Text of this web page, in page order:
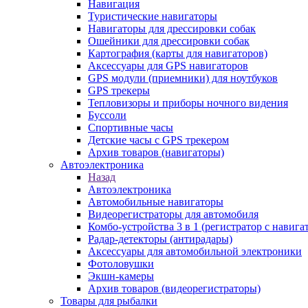
Навигация
Туристические навигаторы
Навигаторы для дрессировки собак
Ошейники для дрессировки собак
Картография (карты для навигаторов)
Аксессуары для GPS навигаторов
GPS модули (приемники) для ноутбуков
GPS трекеры
Тепловизоры и приборы ночного видения
Буссоли
Спортивные часы
Детские часы с GPS трекером
Архив товаров (навигаторы)
Автоэлектроника
Назад
Автоэлектроника
Автомобильные навигаторы
Видеорегистраторы для автомобиля
Комбо-устройства 3 в 1 (регистратор с
Радар-детекторы (антирадары)
Аксессуары для автомобильной электроники
Фотоловушки
Экшн-камеры
Архив товаров (видеорегистраторы)
Товары для рыбалки